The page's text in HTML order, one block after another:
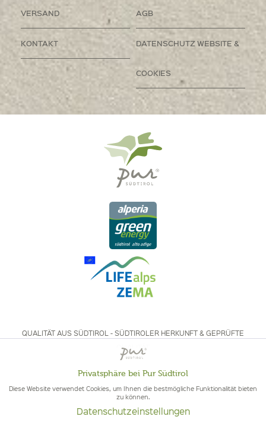
VERSAND AGB
KONTAKT DATENSCHUTZ WEBSITE &
COOKIES
QUALITÄT AUS SÜDTIROL - SÜDTIROLER HERKUNFT & GEPRÜFTE
QUALITÄT
Aktiv
Inaktiv
Privatsphäre bei Pur Südtirol
Diese Website verwendet Cookies, um Ihnen die bestmögliche Funktionalität bieten
zu können.
Datenschutzeinstellungen